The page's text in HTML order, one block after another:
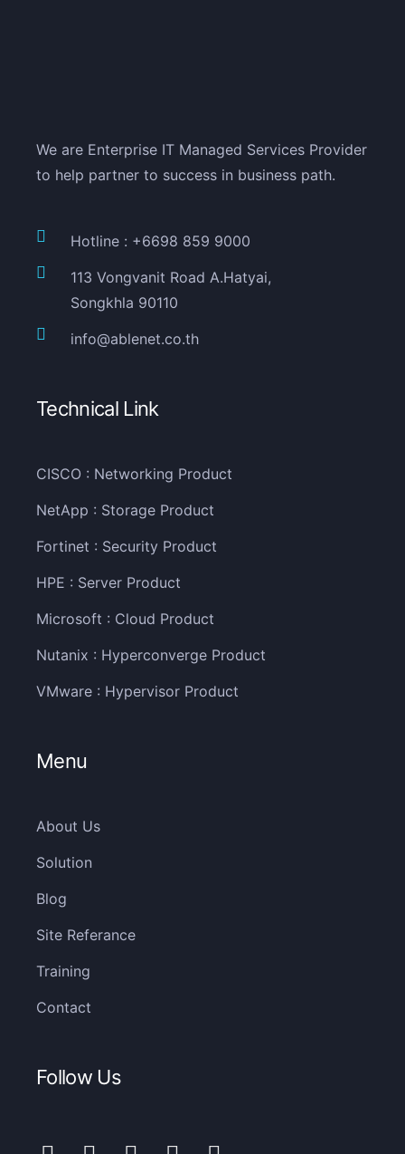
We are Enterprise IT Managed Services Provider
to help partner to success in business path.
Hotline : +6698 859 9000
113 Vongvanit Road A.Hatyai,
Songkhla 90110
info@ablenet.co.th
Technical Link
CISCO : Networking Product
NetApp : Storage Product
Fortinet : Security Product
HPE : Server Product
Microsoft : Cloud Product
Nutanix : Hyperconverge Product
VMware : Hypervisor Product
Menu
About Us
Solution
Blog
Site Referance
Training
Contact
Follow Us